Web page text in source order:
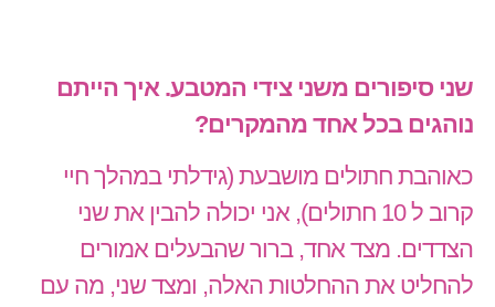
שני סיפורים משני צידי המטבע. איך הייתם
נוהגים בכל אחד מהמקרים?
כאוהבת חתולים מושבעת (גידלתי במהלך חיי
קרוב ל 10 חתולים), אני יכולה להבין את שני
הצדדים. מצד אחד, ברור שהבעלים אמורים
להחליט את ההחלטות האלה, ומצד שני, מה עם